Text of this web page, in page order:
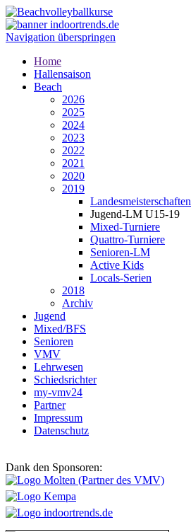
Navigation überspringen
Home
Hallensaison
Beach
2026
2025
2024
2023
2022
2021
2020
2019
Landesmeisterschaften
Jugend-LM U15-19
Mixed-Turniere
Quattro-Turniere
Senioren-LM
Active Kids
Locals-Serien
2018
Archiv
Jugend
Mixed/BFS
Senioren
VMV
Lehrwesen
Schiedsrichter
my-vmv24
Partner
Impressum
Datenschutz
Dank den Sponsoren: